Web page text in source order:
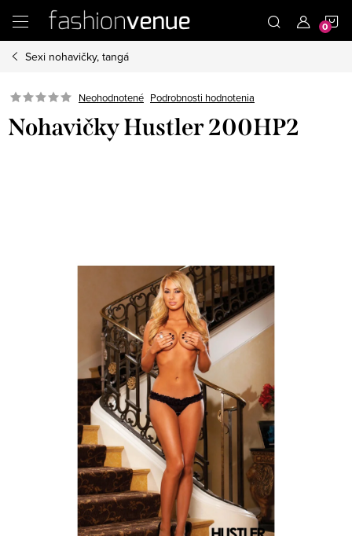
obsah
Sexi nohavičky, tangá
Neohodnotené Podrobnosti hodnotenia
Nohavičky Hustler 200HP2